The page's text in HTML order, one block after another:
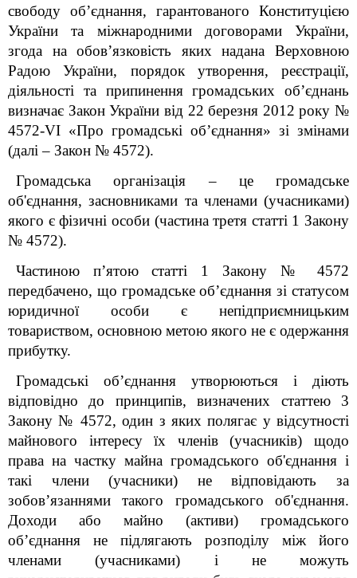
свободу об’єднання, гарантованого Конституцією
України та міжнародними договорами України,
згода на обов’язковість яких надана Верховною
Радою України, порядок утворення, реєстрації,
діяльності та припинення громадських об’єднань
визначає Закон України від 22 березня 2012 року №
4572-VI «Про громадські об’єднання» зі змінами
(далі – Закон № 4572).
Громадська організація – це громадське
об'єднання, засновниками та членами (учасниками)
якого є фізичні особи (частина третя статті 1 Закону
№ 4572).
Частиною п’ятою статті 1 Закону № 4572
передбачено, що громадське об’єднання зі статусом
юридичної особи є непідприємницьким
товариством, основною метою якого не є одержання
прибутку.
Громадські об’єднання утворюються і діють
відповідно до принципів, визначених статтею 3
Закону № 4572, один з яких полягає у відсутності
майнового інтересу їх членів (учасників) щодо
права на частку майна громадського об'єднання і
такі члени (учасники) не відповідають за
зобов’язаннями такого громадського об'єднання.
Доходи або майно (активи) громадського
об’єднання не підлягають розподілу між його
членами (учасниками) і не можуть